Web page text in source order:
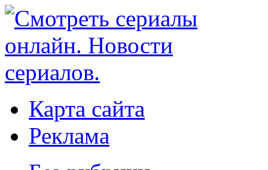
Карта сайта
Реклама